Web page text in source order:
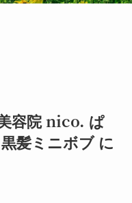
容院 nico. ぱ
髪ミニボブ に